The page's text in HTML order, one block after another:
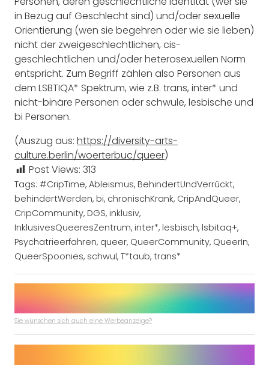
in Bezug auf Geschlecht sind) und/oder sexuelle
Orientierung (wen sie begehren oder wie sie lieben)
nicht der zweigeschlechtlichen, cis-
geschlechtlichen und/oder heterosexuellen Norm
entspricht. Zum Begriff zählen also Personen aus
dem LSBTIQA* Spektrum, wie z.B. trans, inter* und
nicht-binäre Personen oder schwule, lesbische und
bi Personen.
(Auszug aus: https://diversity-arts-
culture.berlin/woerterbuc/queer)
Post Views: 313
Tags: #CripTime, Ableismus, BehindertUndVerrückt,
behindertWerden, bi, chronischKrank, CripAndQueer,
CripCommunity, DGS, inklusiv,
InklusivesQueeresZentrum, inter*, lesbisch, lsbitaq+,
Psychatrieerfahren, queer, QueerCommunity, QueerIn,
QueerSpoonies, schwul, T*taub, trans*
Sie wünschen sich auch eine Werbeanzeige?